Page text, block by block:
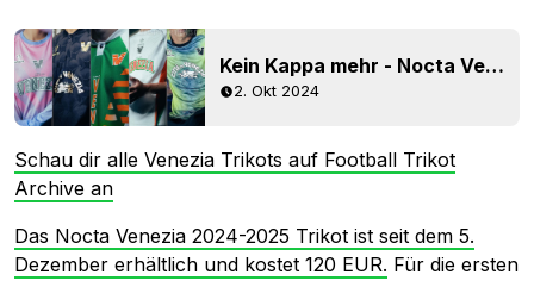
Kein Kappa mehr - Nocta Venezia 24-25 Heim-, Auswärts-, Torwart- und Pre-Match-Trikots veröffentlicht - zu teuer?
2. Okt 2024
Schau dir alle Venezia Trikots auf Football Trikot
Archive an
Das Nocta Venezia 2024-2025 Trikot ist seit dem 5.
Dezember erhältlich und kostet 120 EUR. Für die ersten